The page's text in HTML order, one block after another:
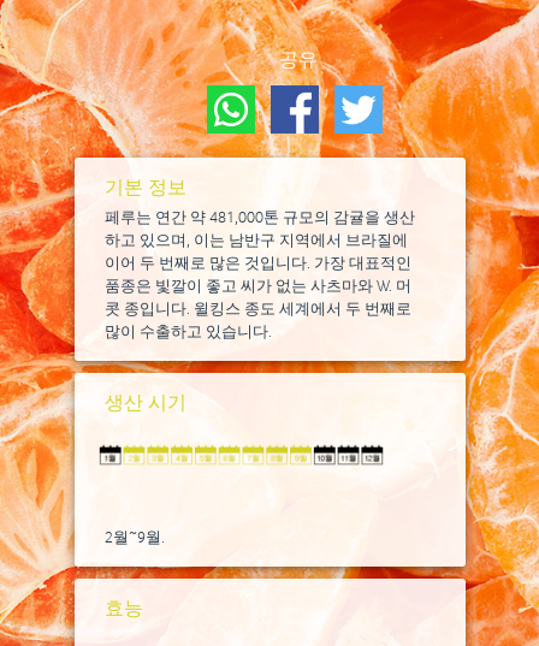
공유
기본 정보
페루는 연간 약 481,000톤 규모의 감귤을 생산
하고 있으며, 이는 남반구 지역에서 브라질에
이어 두 번째로 많은 것입니다. 가장 대표적인
품종은 빛깔이 좋고 씨가 없는 사츠마와 W. 머
콧 종입니다. 윌킹스 종도 세계에서 두 번째로
많이 수출하고 있습니다.
생산 시기
2월~9월.
효능